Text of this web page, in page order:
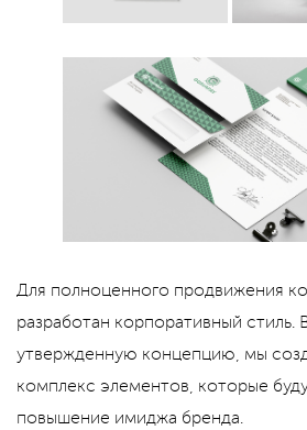
Для полноценного продвижения
разработан корпоративный стиль.
утвержденную концепцию, мы
комплекс элементов, которые
повышение имиджа бренда.